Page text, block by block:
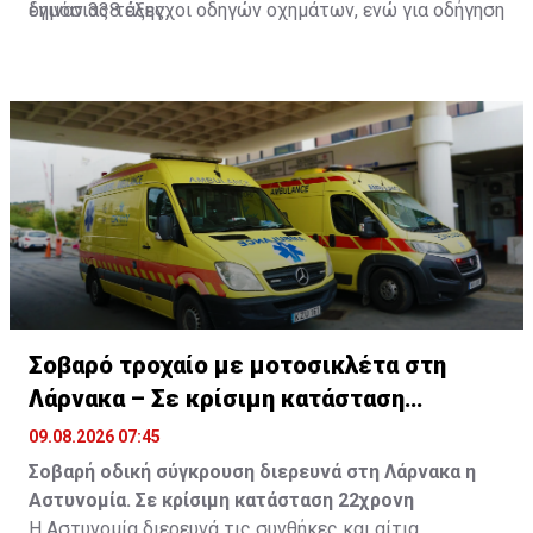
έγιναν 338 έλεγχοι οδηγών οχημάτων, ενώ για οδήγηση
δημόσιας τάξης.
Σοβαρό τροχαίο με μοτοσικλέτα στη
Λάρνακα – Σε κρίσιμη κατάσταση
22χρονη
09.08.2026 07:45
Σοβαρή οδική σύγκρουση διερευνά στη Λάρνακα η
Αστυνομία. Σε κρίσιμη κατάσταση 22χρονη